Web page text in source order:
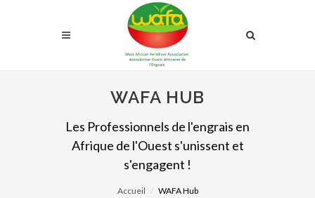
WAFA HUB
Les Professionnels de l'engrais en
Afrique de l'Ouest s'unissent et
s'engagent !
Accueil WAFA Hub